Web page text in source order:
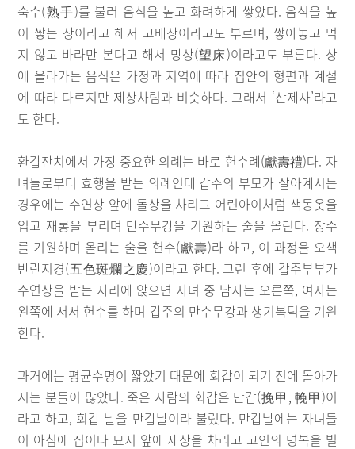
숙수(熟手)를 불러 음식을 높고 화려하게 쌓았다. 음식을 높
이 쌓는 상이라고 해서 고배상이라고도 부르며, 쌓아놓고 먹
지 않고 바라만 본다고 해서 망상(望床)이라고도 부른다. 상
에 올라가는 음식은 가정과 지역에 따라 집안의 형편과 계절
에 따라 다르지만 제상차림과 비슷하다. 그래서 ‘산제사’라고
도 한다.
환갑잔치에서 가장 중요한 의례는 바로 헌수례(獻壽禮)다. 자
녀들로부터 효행을 받는 의례인데 갑주의 부모가 살아계시는
경우에는 수연상 앞에 돌상을 차리고 어린아이처럼 색동옷을
입고 재롱을 부리며 만수무강을 기원하는 술을 올린다. 장수
를 기원하며 올리는 술을 헌수(獻壽)라 하고, 이 과정을 오색
반란지경(五色斑爛之慶)이라고 한다. 그런 후에 갑주부부가
수연상을 받는 자리에 앉으면 자녀 중 남자는 오른쪽, 여자는
왼쪽에 서서 헌수를 하며 갑주의 만수무강과 생기복덕을 기원
한다.
과거에는 평균수명이 짧았기 때문에 회갑이 되기 전에 돌아가
시는 분들이 많았다. 죽은 사람의 회갑은 만갑(挽甲, 輓甲)이
라고 하고, 회갑 날을 만갑날이라 불렀다. 만갑날에는 자녀들
이 아침에 집이나 묘지 앞에 제상을 차리고 고인의 명복을 빌